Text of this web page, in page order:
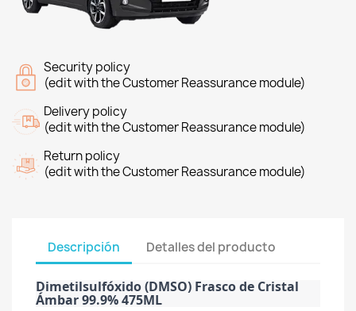
Security policy
(edit with the Customer Reassurance module)
Delivery policy
(edit with the Customer Reassurance module)
Return policy
(edit with the Customer Reassurance module)
Descripción Detalles del producto
Dimetilsulfóxido (DMSO) Frasco de Cristal
Ámbar 99.9% 475ML